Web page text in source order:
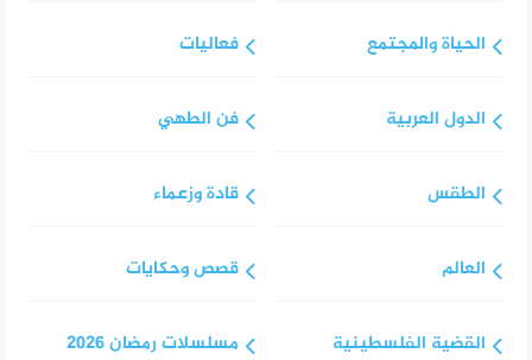
الحياة والمجتمع
الدول العربية
الطقس
العالم
القضية الفلسطينية
فعاليات
فن الطهي
قادة وزعماء
قصص وحكايات
مسلسلات رمضان 2026